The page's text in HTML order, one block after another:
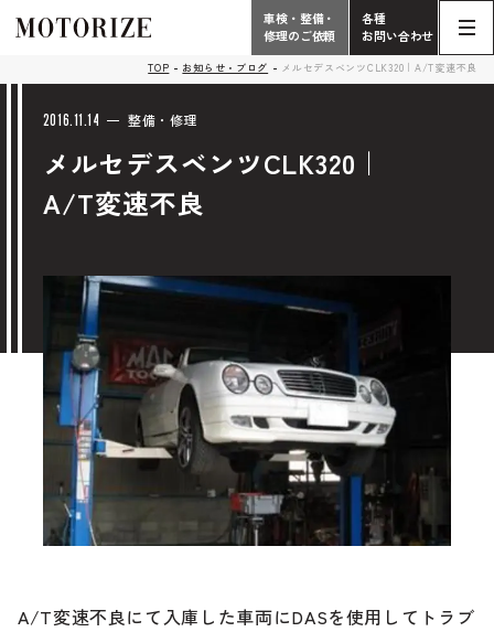
こだわり
中古車販売・在庫車情報
車検・整備・修理のご依頼
中古車探しのご依頼/その他
お問い合わせフォーム
ブランド紹介
ブログ
Phone
電話受付時間 10:00 - 18:30（月曜定休）
タップで電話がかかります
お問い合わせ総合
058-247-8001
タップで電話がかかります
Contact Form
24時間受付対応の
Contact
車検・整備・
修理のご依頼
各種
お問い合わせ
TOP お知らせ・ブログ メルセデスベンツCLK320｜A/T変速不良
2016.11.14 整備・修理
メルセデスベンツCLK320｜
A/T変速不良
A/T変速不良にて入庫した車両にDASを使用してトラブ